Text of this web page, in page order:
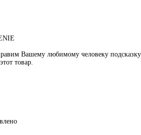
Вашему любимому человеку подсказку
товар.